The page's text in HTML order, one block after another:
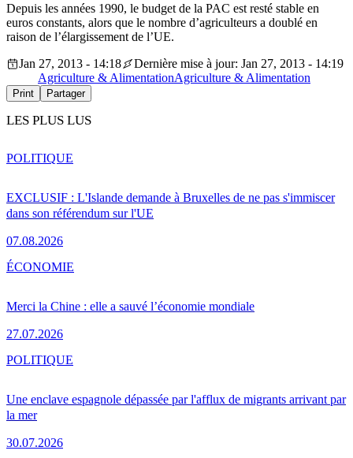
Depuis les années 1990, le budget de la PAC est resté stable en
euros constants, alors que le nombre d’agriculteurs a doublé en
raison de l’élargissement de l’UE.
Jan 27, 2013 - 14:18
Dernière mise à jour: Jan 27, 2013 - 14:19
Agriculture & AlimentationAgriculture & Alimentation
Print Partager
LES PLUS LUS
EXCLUSIF : L'Islande demande à Bruxelles de ne pas s'immiscer
dans son référendum sur l'UE
07.08.2026
POLITIQUE
Merci la Chine : elle a sauvé l’économie mondiale
27.07.2026
ÉCONOMIE
Une enclave espagnole dépassée par l'afflux de migrants arrivant par
la mer
30.07.2026
POLITIQUE